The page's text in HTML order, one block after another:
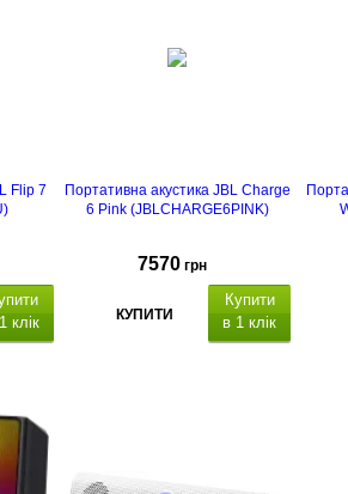
Flip 7
клік
Портативна акустика JBL Charge
6 Pink (JBLCHARGE6PINK)
7570 грн
КУПИТИ
Купити
в 1 клік